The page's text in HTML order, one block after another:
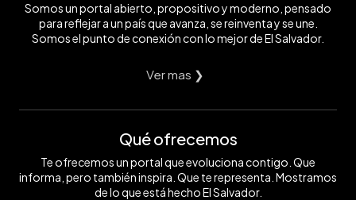
Somos un portal abierto, propositivo y moderno, pensado
para reflejar a un país que avanza, se reinventa y se une.
Somos el punto de conexión con lo mejor de El Salvador.
Ver mas ❯
Qué ofrecemos
Te ofrecemos un portal que evoluciona contigo. Que
informa, pero también inspira. Que te representa. Mostramos
de lo que está hecho El Salvador.